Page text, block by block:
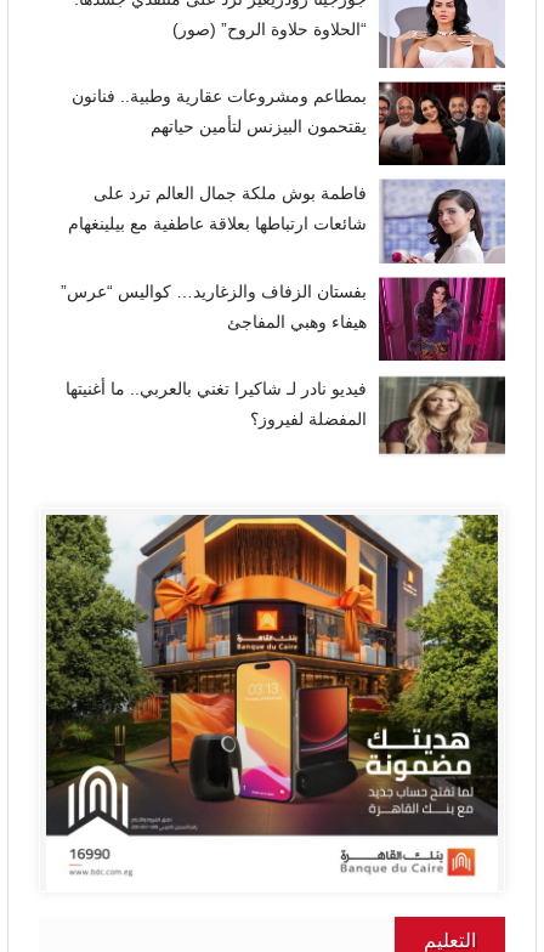
“الحلاوة حلاوة الروح” (صور)
بمطاعم ومشروعات عقارية وطبية.. فنانون
يقتحمون البيزنس لتأمين حياتهم
فاطمة بوش ملكة جمال العالم ترد على
شائعات ارتباطها بعلاقة عاطفية مع بيلينغهام
بفستان الزفاف والزغاريد… كواليس “عرس”
هيفاء وهبي المفاجئ
فيديو نادر لـ شاكيرا تغني بالعربي.. ما أغنيتها
المفضلة لفيروز؟
التعليم